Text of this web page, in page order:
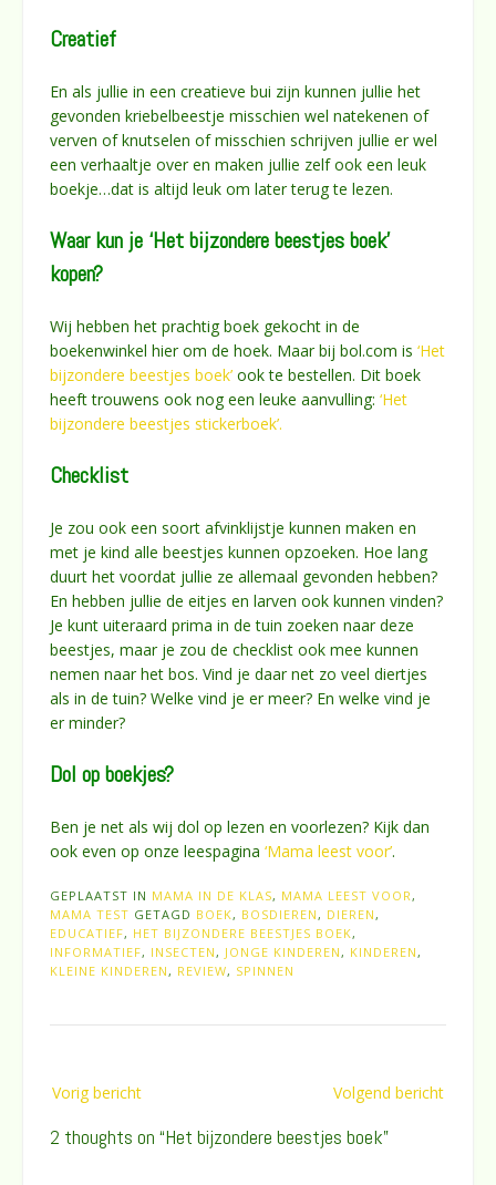
Creatief
En als jullie in een creatieve bui zijn kunnen jullie het
gevonden kriebelbeestje misschien wel natekenen of
verven of knutselen of misschien schrijven jullie er wel
een verhaaltje over en maken jullie zelf ook een leuk
boekje…dat is altijd leuk om later terug te lezen.
Waar kun je ‘Het bijzondere beestjes boek’
kopen?
Wij hebben het prachtig boek gekocht in de
boekenwinkel hier om de hoek. Maar bij bol.com is ‘Het
bijzondere beestjes boek’ ook te bestellen. Dit boek
heeft trouwens ook nog een leuke aanvulling: ‘Het
bijzondere beestjes stickerboek’.
Checklist
Je zou ook een soort afvinklijstje kunnen maken en
met je kind alle beestjes kunnen opzoeken. Hoe lang
duurt het voordat jullie ze allemaal gevonden hebben?
En hebben jullie de eitjes en larven ook kunnen vinden?
Je kunt uiteraard prima in de tuin zoeken naar deze
beestjes, maar je zou de checklist ook mee kunnen
nemen naar het bos. Vind je daar net zo veel diertjes
als in de tuin? Welke vind je er meer? En welke vind je
er minder?
Dol op boekjes?
Ben je net als wij dol op lezen en voorlezen? Kijk dan
ook even op onze leespagina ‘Mama leest voor’.
GEPLAATST IN MAMA IN DE KLAS, MAMA LEEST VOOR,
MAMA TEST GETAGD BOEK, BOSDIEREN, DIEREN,
EDUCATIEF, HET BIJZONDERE BEESTJES BOEK,
INFORMATIEF, INSECTEN, JONGE KINDEREN, KINDEREN,
KLEINE KINDEREN, REVIEW, SPINNEN
navigatie
Vorig bericht Volgend bericht
2 thoughts on “Het bijzondere beestjes boek”